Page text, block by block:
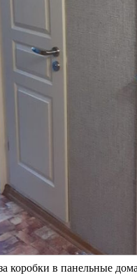
коробки в панельные